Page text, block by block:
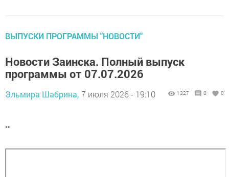
ВЫПУСКИ ПРОГРАММЫ "НОВОСТИ"
Новости Заинска. Полный выпуск
программы от 07.07.2026
Эльмира Шабрина, 7 июля 2026 - 19:10 1327 0 0
..